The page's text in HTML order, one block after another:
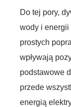
Do tej pory,
wody i energii
prostych
wpływają
podstawowe
przede
energią